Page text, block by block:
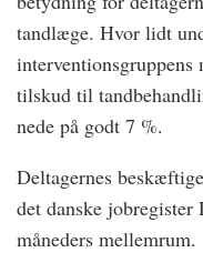
tandlæge. Hvor lidt
interventionsgruppens
tilskud til
nede på godt 7 %.
Deltagernes
det danske
måneders mellemrum.